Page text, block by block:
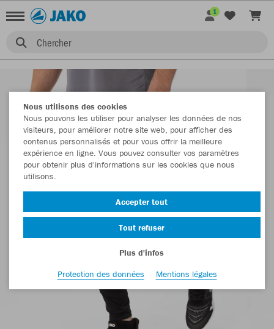
Chercher
1
Nous utilisons des cookies
Nous pouvons les utiliser pour analyser les données de nos
visiteurs, pour améliorer notre site web, pour afficher des
contenus personnalisés et pour vous offrir la meilleure
expérience en ligne. Vous pouvez consulter vos paramètres
pour obtenir plus d'informations sur les cookies que nous
utilisons.
Accepter tout
Tout refuser
Plus d'infos
Protection des données
Mentions légales